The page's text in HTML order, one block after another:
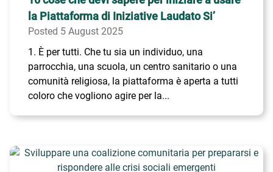
la Piattaforma di Iniziative Laudato Si’
Posted 5 August 2025
1. È per tutti. Che tu sia un individuo, una
parrocchia, una scuola, un centro sanitario o una
comunità religiosa, la piattaforma è aperta a tutti
coloro che vogliono agire per la...